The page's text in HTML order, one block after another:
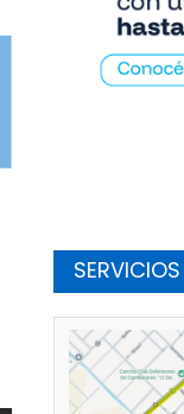
SERVICIOS